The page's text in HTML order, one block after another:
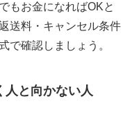
もお金になればOKと
送料・キャンセル条件
で確認しましょう。
人と向かない人